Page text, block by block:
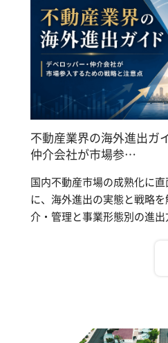
不動産業界の海外進出ガ
仲介会社が市場参…
国内不動産市場の成熟化に
に、海外進出の実態と戦略
介・管理と事業形態別の進出